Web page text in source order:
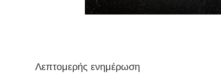
Λεπτομερής ενημέρωση